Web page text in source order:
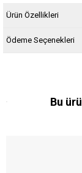
Ürün Özellikleri
Ödeme Seçenekleri
Bu